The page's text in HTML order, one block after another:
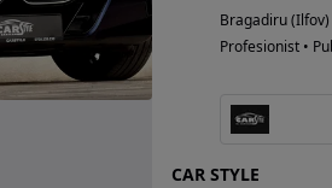
Bragadiru (Ilfov)
Profesionist •
CAR STYLE